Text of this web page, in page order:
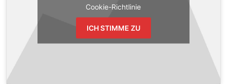
Cookie-Richtlinie
ICH STIMME ZU